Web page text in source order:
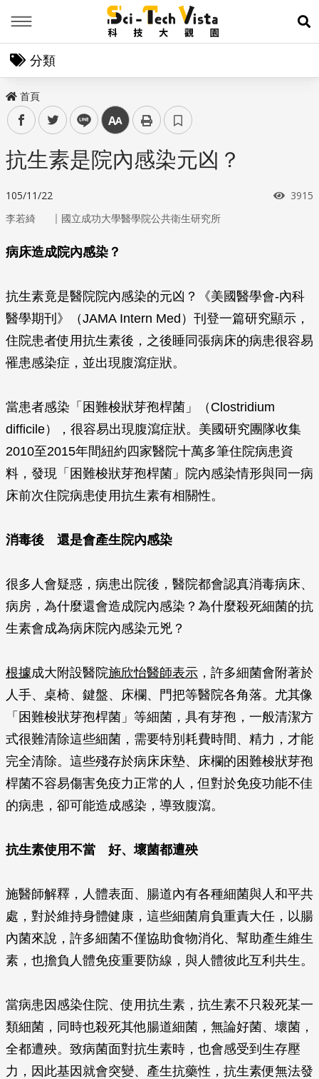
展
分類
首頁
facebooktwitter line 中
抗生素是院內感染元凶？
105/11/22 瀏覽
3915
李若綺 ｜ 國立成功大學醫學院公共衛生研究所
病床造成院內感染？
抗生素竟是醫院院內感染的元凶？ 《美國醫學會-內科
醫學期刊》
（JAMA Intern Med）刊登一篇研究顯示，
住院患者使用抗生素後，之後睡同張病床的病患很容易
罹患感染症，並出現腹瀉症狀。
當患者感染「困難梭狀芽孢桿菌」（Clostridium
difficile），很容易出現腹瀉症狀。美國研究團隊收集
2010至2015年間紐約四家醫院十萬多筆住院病患資
料，發現「困難梭狀芽孢桿菌」院內感染情形與同一病
床前次住院病患使用抗生素有相關性。
消毒後 還是會產生院內感染
很多人會疑惑，病患出院後，醫院都會認真消毒病床、
病房，為什麼還會造成院內感染？為什麼殺死細菌的抗
生素會成為病床院內感染元兇？
根據成大附設醫院施欣怡醫師表示 ，許多細菌會附著於
人手、桌椅、鍵盤、床欄、門把等醫院各角落。尤其像
「困難梭狀芽孢桿菌」等細菌，具有芽孢，一般清潔方
式很難清除這些細菌，需要特別耗費時間、精力，才能
完全清除。這些殘存於病床床墊、床欄的困難梭狀芽孢
桿菌不容易傷害免疫力正常的人，但對於免疫功能不佳
的病患，卻可能造成感染，導致腹瀉。
抗生素使用不當 好、壞菌都遭殃
施醫師解釋，人體表面、腸道內有各種細菌與人和平共
處，對於維持身體健康，這些細菌肩負重責大任，以腸
內菌來說，許多細菌不僅協助食物消化、幫助產生維生
素，也擔負人體免疫重要防線，與人體彼此互利共生。
當病患因感染住院、使用抗生素，抗生素不只殺死某一
類細菌，同時也殺死其他腸道細菌，無論好菌、壞菌，
全都遭殃。致病菌面對抗生素時，也會感受到生存壓
力，因此基因就會突變、產生抗藥性，抗生素便無法發